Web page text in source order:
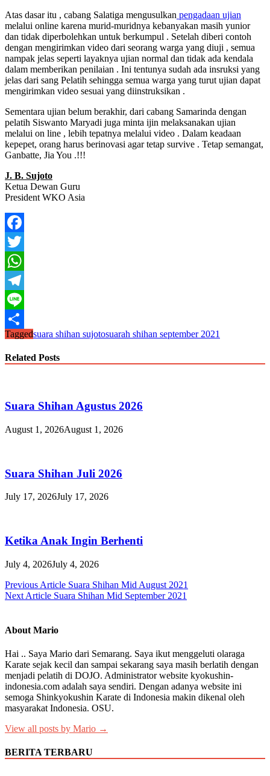
Atas dasar itu , cabang Salatiga mengusulkan pengadaan ujian
melalui online karena murid-muridnya kebanyakan masih yunior
dan tidak diperbolehkan untuk berkumpul . Setelah diberi contoh
dengan mengirimkan video dari seorang warga yang diuji , semua
nampak jelas seperti layaknya ujian normal dan tidak ada kendala
dalam memberikan penilaian . Ini tentunya sudah ada insruksi yang
jelas dari sang Pelatih sehingga semua warga yang turut ujian dapat
mengirimkan video sesuai yang diinstruksikan .
Sementara ujian belum berakhir, dari cabang Samarinda dengan
pelatih Siswanto Maryadi juga minta ijin melaksanakan ujian
melalui on line , lebih tepatnya melalui video . Dalam keadaan
kepepet, orang harus berinovasi agar tetap survive . Tetap semangat,
Ganbatte, Jia You .!!!
J. B. Sujoto
Ketua Dewan Guru
President WKO Asia
Facebook
Twitter
WhatsApp
Telegram
Line
Share
Taggedsuara shihan sujotosuarah shihan september 2021
Related Posts
Suara Shihan Agustus 2026
August 1, 2026August 1, 2026
Suara Shihan Juli 2026
July 17, 2026July 17, 2026
Ketika Anak Ingin Berhenti
July 4, 2026July 4, 2026
Post
navigation
Previous Article Suara Shihan Mid August 2021
Next Article Suara Shihan Mid September 2021
About Mario
Hai .. Saya Mario dari Semarang. Saya ikut menggeluti olaraga
Karate sejak kecil dan sampai sekarang saya masih berlatih dengan
menjadi pelatih di DOJO. Administrator website kyokushin-
indonesia.com adalah saya sendiri. Dengan adanya website ini
semoga Shinkyokushin Karate di Indonesia makin dikenal oleh
masyarakat Indonesia. OSU.
View all posts by Mario →
BERITA TERBARU